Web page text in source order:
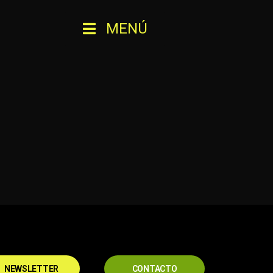
MENÚ
NEWSLETTER CONTACTO